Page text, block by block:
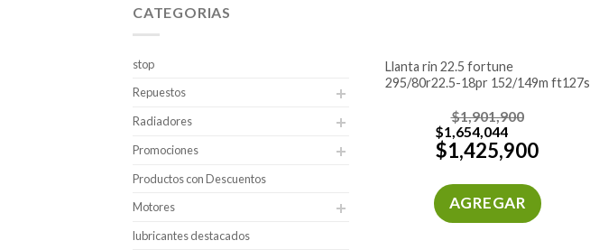
CATEGORIAS
stop
Repuestos
Radiadores
Promociones
Productos con Descuentos
Motores
lubricantes destacados
llanta rin 22.5 fortune
295/80r22.5-18pr 152/149m ft127s
$1,901,900
$1,654,044
$1,425,900
AGREGAR